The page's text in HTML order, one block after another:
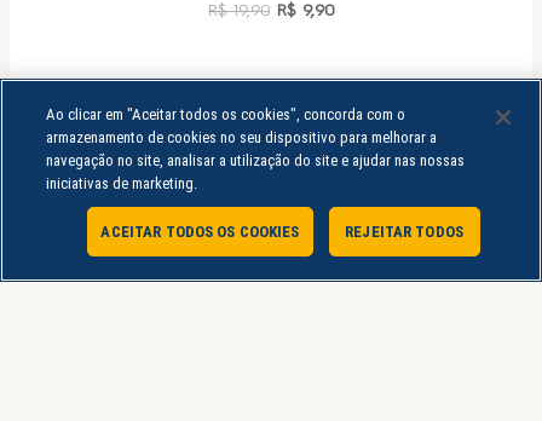
R$19,90 R$9,90
Ao clicar em "Aceitar todos os cookies", concorda com o
armazenamento de cookies no seu dispositivo para melhorar a
navegação no site, analisar a utilização do site e ajudar nas nossas
iniciativas de marketing.
REJEITAR TODOS
ACEITAR TODOS OS COOKIES